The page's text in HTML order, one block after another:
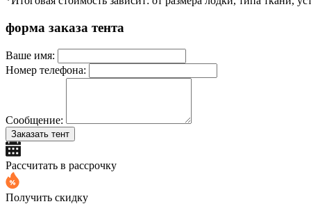
форма заказа тента
Ваше имя:
Номер телефона:
Сообщение:
Заказать тент
Рассчитать в рассрочку
Получить скидку